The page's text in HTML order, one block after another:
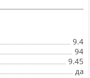
9.4
94
9.45
да